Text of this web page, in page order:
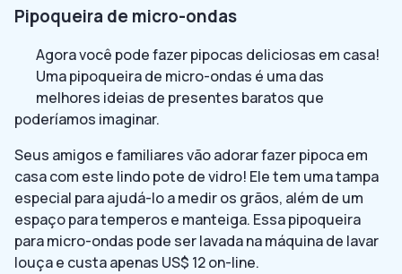
Pipoqueira de micro-ondas
Agora você pode fazer pipocas deliciosas em casa!
Uma pipoqueira de micro-ondas é uma das
melhores ideias de presentes baratos que
poderíamos imaginar.
Seus amigos e familiares vão adorar fazer pipoca em
casa com este lindo pote de vidro! Ele tem uma tampa
especial para ajudá-lo a medir os grãos, além de um
espaço para temperos e manteiga. Essa pipoqueira
para micro-ondas pode ser lavada na máquina de lavar
louça e custa apenas US$ 12 on-line.